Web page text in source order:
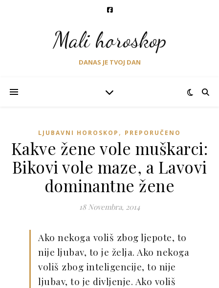
Mali horoskop
DANAS JE TVOJ DAN
LJUBAVNI HOROSKOP , PREPORUČENO
Kakve žene vole muškarci:
Bikovi vole maze, a Lavovi
dominantne žene
18 Novembra, 2014
Ako nekoga voliš zbog ljepote, to
nije ljubav, to je želja. Ako nekoga
voliš zbog inteligencije, to nije
ljubav, to je divljenje. Ako voliš